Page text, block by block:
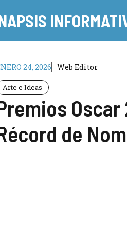
24, 2026 Web Editor
Arte e Ideas
Oscar
de